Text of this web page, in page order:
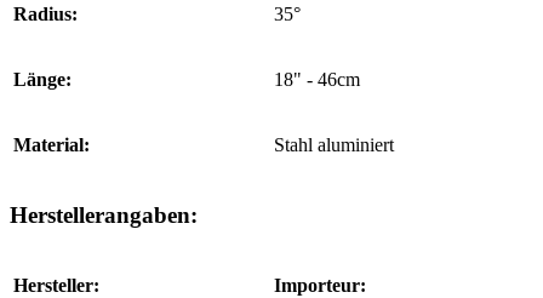
Radius: 35°
Länge: 18" - 46cm
Material: Stahl aluminiert
Herstellerangaben:
Hersteller:
Importeur: